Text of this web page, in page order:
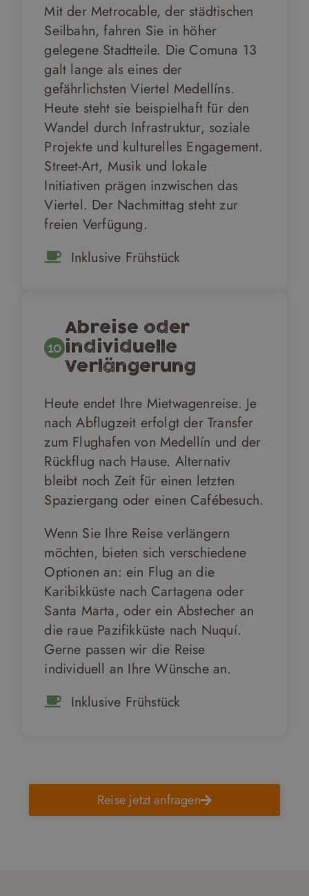
Mit der Metrocable, der städtischen
Seilbahn, fahren Sie in höher
gelegene Stadtteile. Die Comuna 13
galt lange als eines der
gefährlichsten Viertel Medellíns.
Heute steht sie beispielhaft für den
Wandel durch Infrastruktur, soziale
Projekte und kulturelles Engagement.
Street-Art, Musik und lokale
Initiativen prägen inzwischen das
Viertel. Der Nachmittag steht zur
freien Verfügung.
Inklusive Frühstück
10
Abreise oder
individuelle
Verlängerung
Heute endet Ihre Mietwagenreise. Je
nach Abflugzeit erfolgt der Transfer
zum Flughafen von Medellín und der
Rückflug nach Hause. Alternativ
bleibt noch Zeit für einen letzten
Spaziergang oder einen Cafébesuch.
Wenn Sie Ihre Reise verlängern
möchten, bieten sich verschiedene
Optionen an: ein Flug an die
Karibikküste nach Cartagena oder
Santa Marta, oder ein Abstecher an
die raue Pazifikküste nach Nuquí.
Gerne passen wir die Reise
individuell an Ihre Wünsche an.
Inklusive Frühstück
Reise jetzt anfragen